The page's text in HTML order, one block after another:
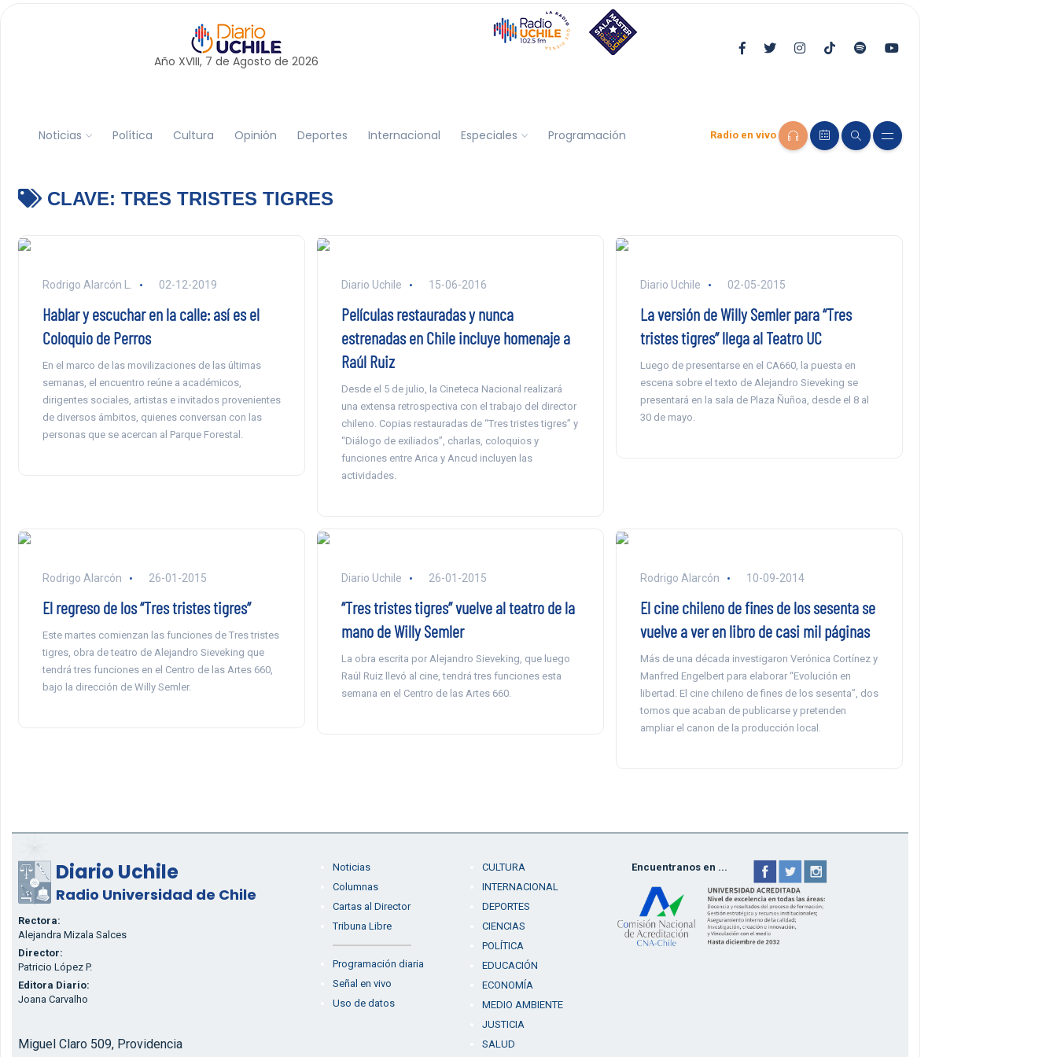
Año XVIII, 7 de Agosto de 2026
Noticias Política Cultura Opinión Deportes Internacional Especiales Programación Radio en vivo
CLAVE: TRES TRISTES TIGRES
Rodrigo Alarcón L. 02-12-2019
Hablar y escuchar en la calle: así es el
Coloquio de Perros
En el marco de las movilizaciones de las últimas
semanas, el encuentro reúne a académicos,
dirigentes sociales, artistas e invitados provenientes
de diversos ámbitos, quienes conversan con las
personas que se acercan al Parque Forestal.
Diario Uchile 15-06-2016
Películas restauradas y nunca
estrenadas en Chile incluye homenaje a
Raúl Ruiz
Desde el 5 de julio, la Cineteca Nacional realizará
una extensa retrospectiva con el trabajo del director
chileno. Copias restauradas de “Tres tristes tigres” y
“Diálogo de exiliados”, charlas, coloquios y
funciones entre Arica y Ancud incluyen las
actividades.
Diario Uchile 02-05-2015
La versión de Willy Semler para “Tres
tristes tigres” llega al Teatro UC
Luego de presentarse en el CA660, la puesta en
escena sobre el texto de Alejandro Sieveking se
presentará en la sala de Plaza Ñuñoa, desde el 8 al
30 de mayo.
Rodrigo Alarcón 26-01-2015
El regreso de los “Tres tristes tigres”
Este martes comienzan las funciones de Tres tristes
tigres, obra de teatro de Alejandro Sieveking que
tendrá tres funciones en el Centro de las Artes 660,
bajo la dirección de Willy Semler.
Diario Uchile 26-01-2015
“Tres tristes tigres” vuelve al teatro de la
mano de Willy Semler
La obra escrita por Alejandro Sieveking, que luego
Raúl Ruiz llevó al cine, tendrá tres funciones esta
semana en el Centro de las Artes 660.
Rodrigo Alarcón 10-09-2014
El cine chileno de fines de los sesenta se
vuelve a ver en libro de casi mil páginas
Más de una década investigaron Verónica Cortínez y
Manfred Engelbert para elaborar “Evolución en
libertad. El cine chileno de fines de los sesenta”, dos
tomos que acaban de publicarse y pretenden
ampliar el canon de la producción local.
Diario Uchile
Radio Universidad de Chile
Rectora:
Alejandra Mizala Salces
Director:
Patricio López P.
Editora Diario:
Joana Carvalho
Miguel Claro 509, Providencia
Noticias
Columnas
Cartas al Director
Tribuna Libre
Programación diaria
Señal en vivo
Uso de datos
CULTURA
INTERNACIONAL
DEPORTES
CIENCIAS
POLÍTICA
EDUCACIÓN
ECONOMÍA
MEDIO AMBIENTE
JUSTICIA
SALUD
Encuentranos en ...